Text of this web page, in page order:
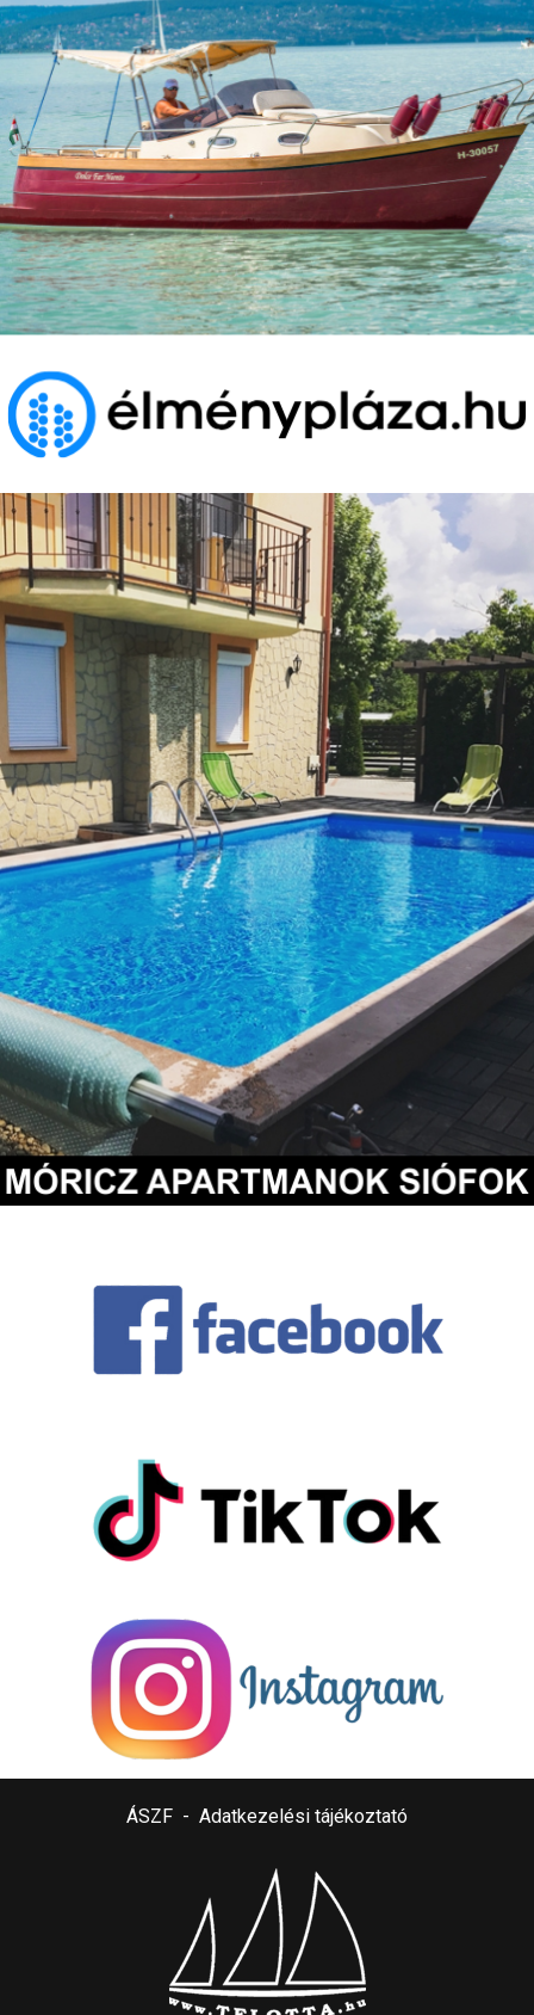
ÁSZF - Adatkezelési tájékoztató